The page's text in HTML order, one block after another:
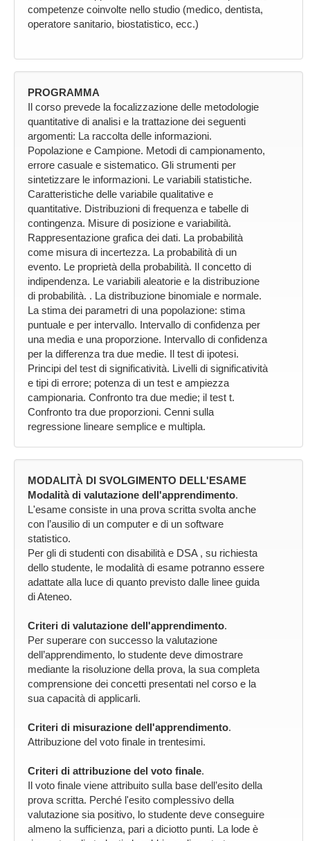
competenze coinvolte nello studio (medico, dentista,
operatore sanitario, biostatistico, ecc.)
PROGRAMMA
Il corso prevede la focalizzazione delle metodologie
quantitative di analisi e la trattazione dei seguenti
argomenti: La raccolta delle informazioni.
Popolazione e Campione. Metodi di campionamento,
errore casuale e sistematico. Gli strumenti per
sintetizzare le informazioni. Le variabili statistiche.
Caratteristiche delle variabile qualitative e
quantitative. Distribuzioni di frequenza e tabelle di
contingenza. Misure di posizione e variabilità.
Rappresentazione grafica dei dati. La probabilità
come misura di incertezza. La probabilità di un
evento. Le proprietà della probabilità. Il concetto di
indipendenza. Le variabili aleatorie e la distribuzione
di probabilità. . La distribuzione binomiale e normale.
La stima dei parametri di una popolazione: stima
puntuale e per intervallo. Intervallo di confidenza per
una media e una proporzione. Intervallo di confidenza
per la differenza tra due medie. Il test di ipotesi.
Principi del test di significatività. Livelli di significatività
e tipi di errore; potenza di un test e ampiezza
campionaria. Confronto tra due medie; il test t.
Confronto tra due proporzioni. Cenni sulla
regressione lineare semplice e multipla.
MODALITÀ DI SVOLGIMENTO DELL'ESAME
Modalità di valutazione dell'apprendimento.
L'esame consiste in una prova scritta svolta anche
con l’ausilio di un computer e di un software
statistico.
Per gli di studenti con disabilità e DSA , su richiesta
dello studente, le modalità di esame potranno essere
adattate alla luce di quanto previsto dalle linee guida
di Ateneo.
Criteri di valutazione dell'apprendimento.
Per superare con successo la valutazione
dell’apprendimento, lo studente deve dimostrare
mediante la risoluzione della prova, la sua completa
comprensione dei concetti presentati nel corso e la
sua capacità di applicarli.
Criteri di misurazione dell'apprendimento.
Attribuzione del voto finale in trentesimi.
Criteri di attribuzione del voto finale.
Il voto finale viene attribuito sulla base dell’esito della
prova scritta. Perché l'esito complessivo della
valutazione sia positivo, lo studente deve conseguire
almeno la sufficienza, pari a diciotto punti. La lode è